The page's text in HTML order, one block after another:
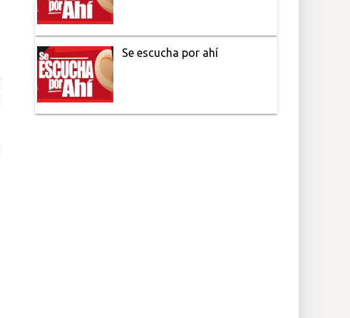
Se escucha por ahí